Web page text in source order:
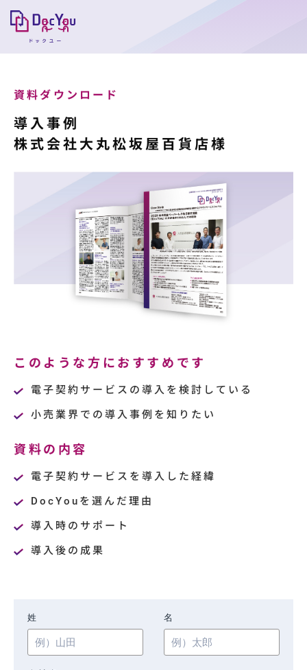
資料ダウンロード
導入事例
株式会社大丸松坂屋百貨店様
このような方におすすめです
電子契約サービスの導入を検討している
小売業界での導入事例を知りたい
資料の内容
電子契約サービスを導入した経緯
DocYouを選んだ理由
導入時のサポート
導入後の成果
姓 名